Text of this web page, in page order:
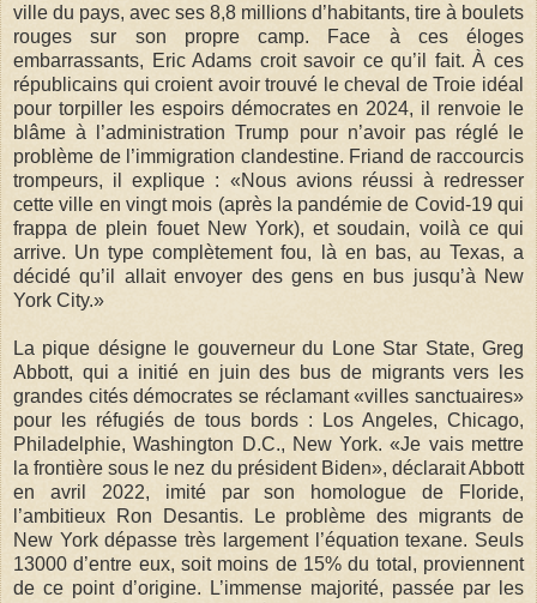
ville du pays, avec ses 8,8 millions d’habitants, tire à boulets
rouges sur son propre camp. Face à ces éloges
embarrassants, Eric Adams croit savoir ce qu’il fait. À ces
républicains qui croient avoir trouvé le cheval de Troie idéal
pour torpiller les espoirs démocrates en 2024, il renvoie le
blâme à l’administration Trump pour n’avoir pas réglé le
problème de l’immigration clandestine. Friand de raccourcis
trompeurs, il explique : «Nous avions réussi à redresser
cette ville en vingt mois (après la pandémie de Covid-19 qui
frappa de plein fouet New York), et soudain, voilà ce qui
arrive. Un type complètement fou, là en bas, au Texas, a
décidé qu’il allait envoyer des gens en bus jusqu’à New
York City.»
La pique désigne le gouverneur du Lone Star State, Greg
Abbott, qui a initié en juin des bus de migrants vers les
grandes cités démocrates se réclamant «villes sanctuaires»
pour les réfugiés de tous bords : Los Angeles, Chicago,
Philadelphie, Washington D.C., New York. «Je vais mettre
la frontière sous le nez du président Biden», déclarait Abbott
en avril 2022, imité par son homologue de Floride,
l’ambitieux Ron Desantis. Le problème des migrants de
New York dépasse très largement l’équation texane. Seuls
13000 d’entre eux, soit moins de 15% du total, proviennent
de ce point d’origine. L’immense majorité, passée par les